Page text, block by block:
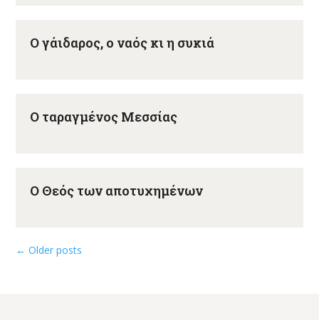
Ο γάιδαρος, ο ναός κι η συκιά
Ο ταραγμένος Μεσσίας
Ο Θεός των αποτυχημένων
← Older posts